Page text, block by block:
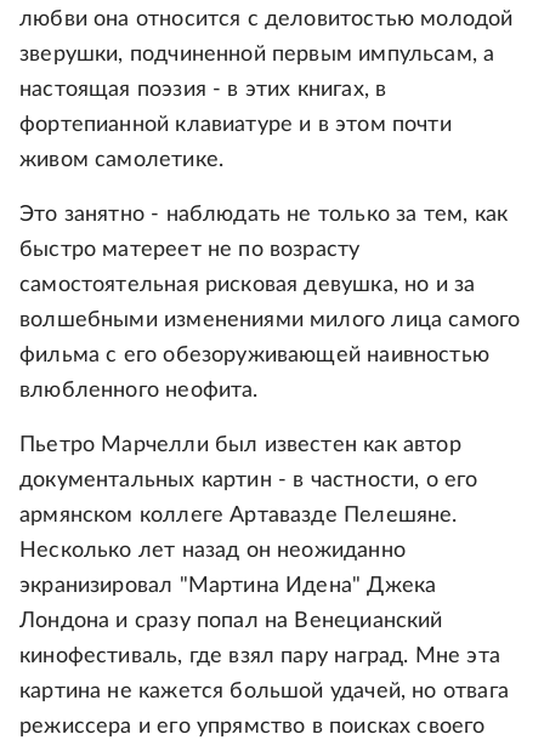
любви она относится с деловитостью молодой
зверушки, подчиненной первым импульсам, а
настоящая поэзия - в этих книгах, в
фортепианной клавиатуре и в этом почти
живом самолетике.
Это занятно - наблюдать не только за тем, как
быстро матереет не по возрасту
самостоятельная рисковая девушка, но и за
волшебными изменениями милого лица самого
фильма с его обезоруживающей наивностью
влюбленного неофита.
Пьетро Марчелли был известен как автор
документальных картин - в частности, о его
армянском коллеге Артавазде Пелешяне.
Несколько лет назад он неожиданно
экранизировал "Мартина Идена" Джека
Лондона и сразу попал на Венецианский
кинофестиваль, где взял пару наград. Мне эта
картина не кажется большой удачей, но отвага
режиссера и его упрямство в поисках своего